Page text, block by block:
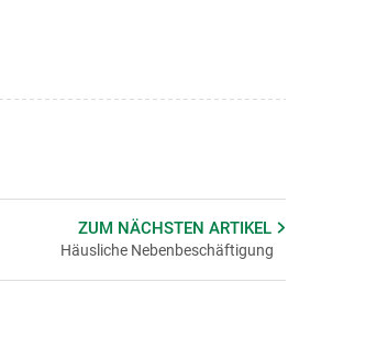
ZUM NÄCHSTENARTIKEL
Häusliche Nebenbeschäftigung